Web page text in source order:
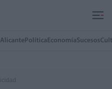
Alicante Política EconomíaSucesos